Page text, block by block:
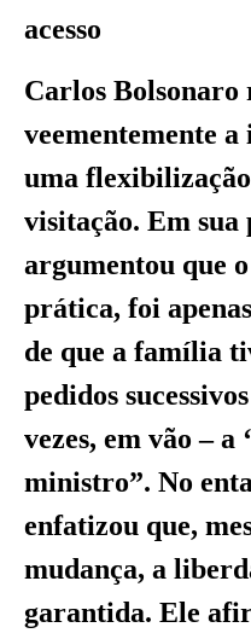
acesso
Carlos Bolsonaro
veementemente a
uma
visitação. Em sua
argumentou que
prática, foi
de que a família
pedidos
vezes, em vão – a
ministro”. No
enfatizou que,
mudança, a
garantida. Ele